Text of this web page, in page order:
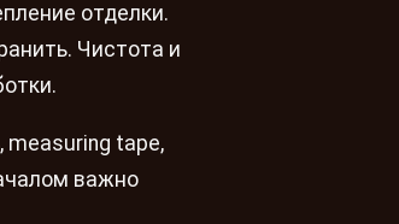
отделки.
Чистота и
measuring tape,
важно